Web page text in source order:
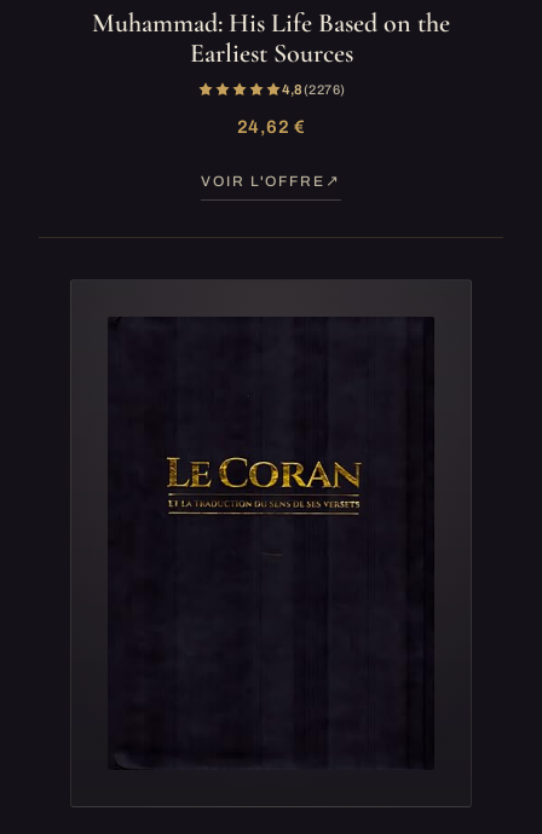
Muhammad: His Life Based on the
Earliest Sources
4,8(2 276)
24,62 €
VOIR L'OFFRE